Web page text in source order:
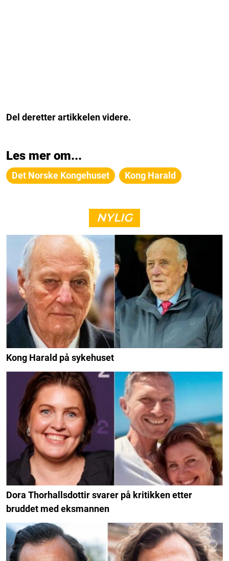
Del deretter artikkelen videre.
Les mer om...
Det Norske Kongehuset Kong Harald
NYLIG
Kong Harald på sykehuset
Dora Thorhallsdottir svarer på kritikken etter
bruddet med eksmannen